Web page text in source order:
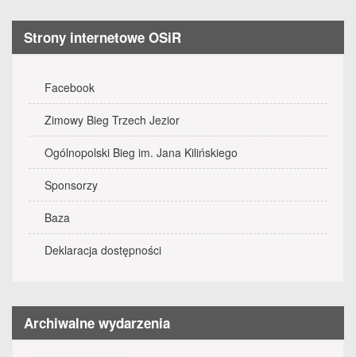
Strony internetowe OSiR
Facebook
Zimowy Bieg Trzech Jezior
Ogólnopolski Bieg im. Jana Kilińskiego
Sponsorzy
Baza
Deklaracja dostępności
Archiwalne wydarzenia